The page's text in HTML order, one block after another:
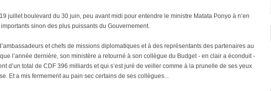
juillet boulevard du 30 juin, peu avant midi pour entendre le ministre Matata Ponyo à n’en
sinon des plus puissants du Gouvernement.
et chefs de missions diplomatiques et à des représentants des partenaires au
l’année dernière, son ministère a retourné à son collègue du Budget - en clair a éconduit -
d’un total de CDF 396 milliards et qui s’est juré de veiller comme à la prunelle de ses yeux
Et a mis fermement au pain sec certains de ses collègues...